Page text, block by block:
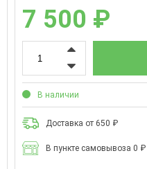
7 500 ₽
В наличии
Доставка от 650 ₽
В пункте самовывоза 0 ₽